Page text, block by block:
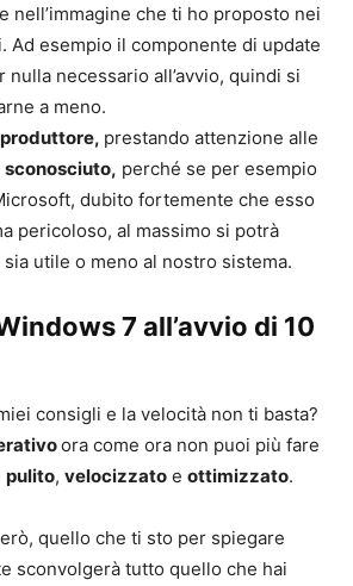
nell’immagine che ti ho proposto nei
Ad esempio il componente di update
nulla necessario all’avvio, quindi si
a meno.
produttore, prestando attenzione alle
sconosciuto, perché se per esempio
dubito fortemente che esso
pericoloso, al massimo si potrà
utile o meno al nostro sistema.
7 all’avvio di 10
consigli e la velocità non ti basta?
ora come ora non puoi più fare
pulito, velocizzato e ottimizzato.
quello che ti sto per spiegare
sconvolgerà tutto quello che hai